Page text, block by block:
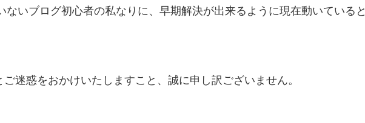
いブログ初心者の私なりに、早期解決が出来るように現在動いていると
迷惑をおかけいたしますこと、誠に申し訳ございません。